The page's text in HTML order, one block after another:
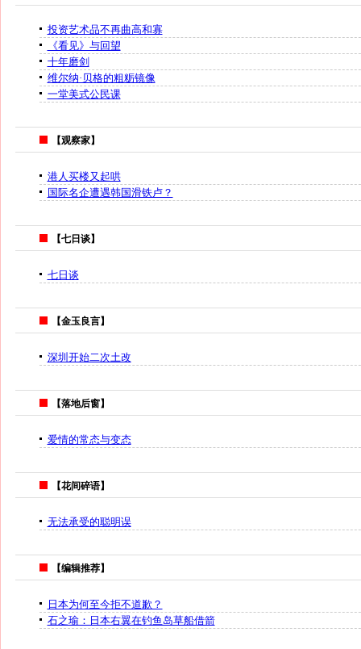
投资艺术品不再曲高和寡
《看见》与回望
十年磨剑
维尔纳·贝格的粗粝镜像
一堂美式公民课
【观察家】
港人买楼又起哄
国际名企遭遇韩国滑铁卢？
【七日谈】
七日谈
【金玉良言】
深圳开始二次土改
【落地后窗】
爱情的常态与变态
【花间碎语】
无法承受的聪明误
【编辑推荐】
日本为何至今拒不道歉？
石之瑜：日本右翼在钓鱼岛草船借箭